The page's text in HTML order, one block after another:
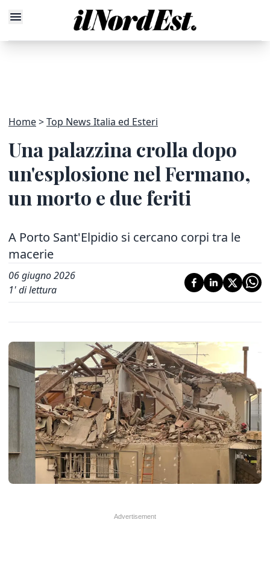
Home Top News Italia ed Esteri
Una palazzina crolla dopo
un'esplosione nel Fermano,
un morto e due feriti
A Porto Sant'Elpidio si cercano corpi tra le
macerie
06 giugno 2026
1' di lettura